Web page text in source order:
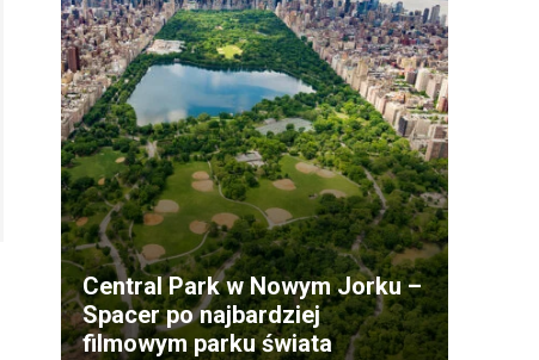
Central Park w Nowym Jorku –
Spacer po najbardziej
filmowym parku świata